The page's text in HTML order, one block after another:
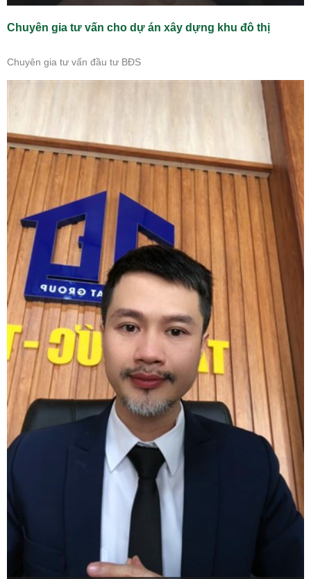
Chuyên gia tư vấn cho dự án xây dựng khu đô thị
Chuyên gia tư vấn đầu tư BĐS